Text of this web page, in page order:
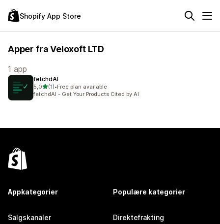
Shopify App Store
Apper fra Veloxoft LTD
1 app
fetchdAI
5,0av 5 stjerner
(1)
Totalt 1 omtaler
•Free plan available
fetchdAI - Get Your Products Cited by AI
Appkategorier
Salgskanaler
Populære kategorier
Direktefrakting